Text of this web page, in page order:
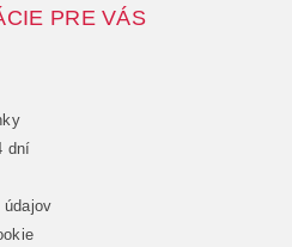
PRE VÁS
dní